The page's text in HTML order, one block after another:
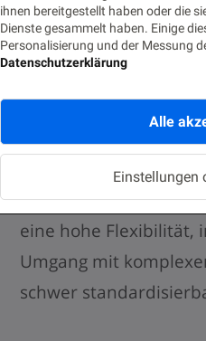
ihnen bereitgestellt haben oder die
Dienste gesammelt haben. Einige
Personalisierung und der Messung
Datenschutzerklärung
Alle
Einstellungen
Robustheit und den
Automatisierung bei
Änderungen an
was den operativen
die Stabilität der
Python-basierte
eine hohe Flexibilität,
Umgang mit
schwer